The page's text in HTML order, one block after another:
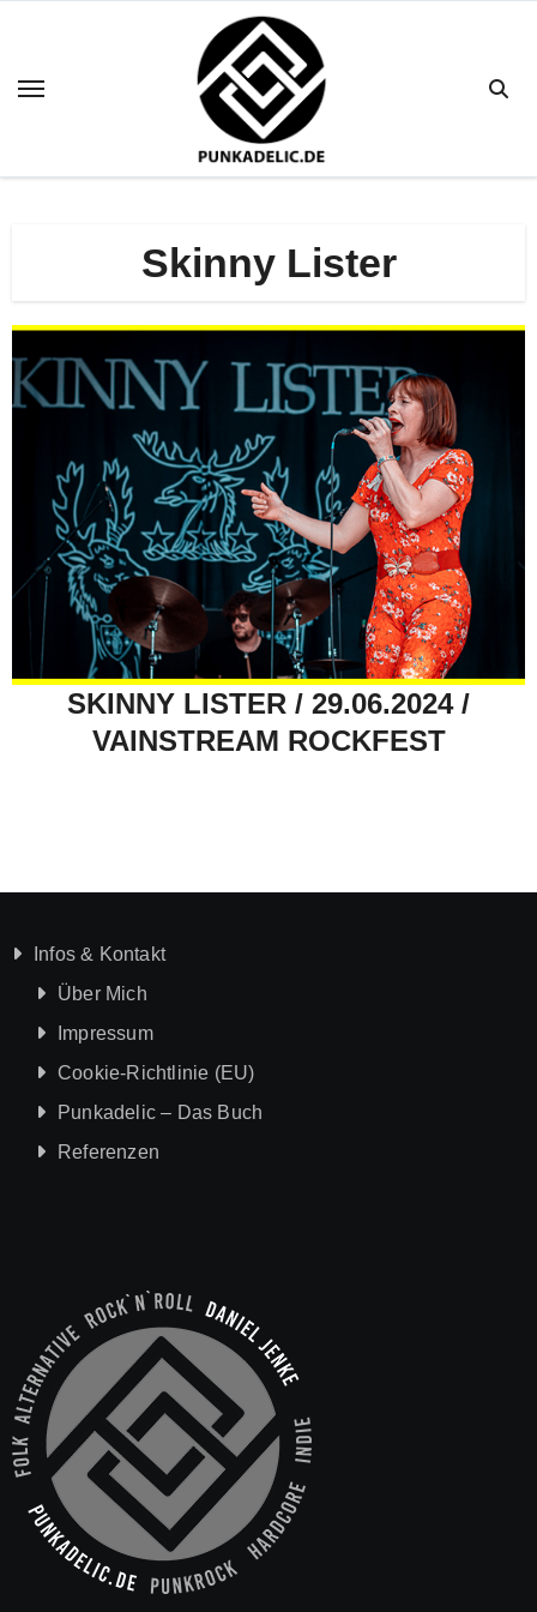
springen
Skinny Lister
SKINNY LISTER / 29.06.2024 /
VAINSTREAM ROCKFEST
Infos & Kontakt
Über Mich
Impressum
Cookie-Richtlinie (EU)
Punkadelic – Das Buch
Referenzen